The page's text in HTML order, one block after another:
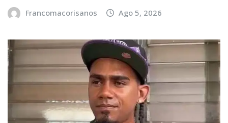
Francomacorisanos Ago 5, 2026